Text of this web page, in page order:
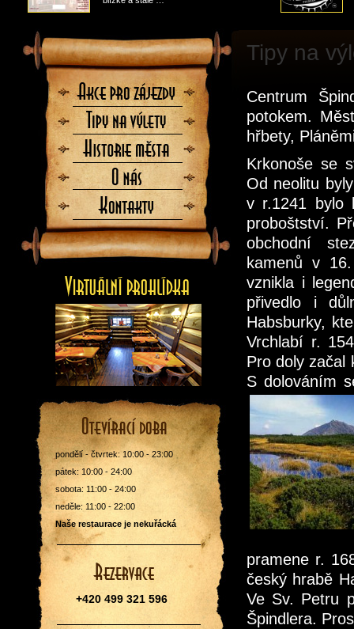
Tipy na
Centrum
potokem.
hřbety,
Krkonoše se
Od neolitu
v r.1241 bylo
proboštství.
obchodní
kamenů v
vznikla i
přivedlo i
Habsburky,
Vrchlabí r.
Pro doly začal
S dolováním
pramene r.
český hrabě
Ve Sv. Petru
Špindlera.
Akce
pro
zájezdy
Tipy
na
výlety
Historie
města
nás
Kontaktujte
pondělí - čtvrtek: 10:00 - 23:00
pátek: 10:00 - 24:00
sobota: 11:00 - 24:00
neděle: 11:00 - 22:00
Naše restaurace je nekuřácká
+420 499 321 596